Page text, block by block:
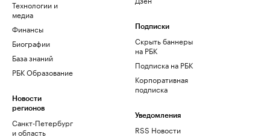
Технологии и
медиа
Финансы
Биографии
База знаний
РБК Образование
Новости
регионов
Санкт-Петербург
и область
Подписки
Скрыть баннеры
на РБК
Подписка на РБК
Корпоративная
подписка
Уведомления
RSS Новости